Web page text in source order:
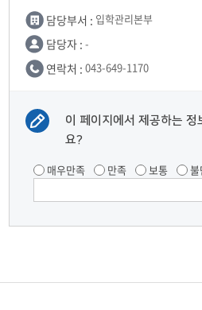
담당부서 : 입학관리본부
담당자 : -
연락처 : 043-649-1170
이 페이지에서 제공하는
요?
매우만족 만족 보통